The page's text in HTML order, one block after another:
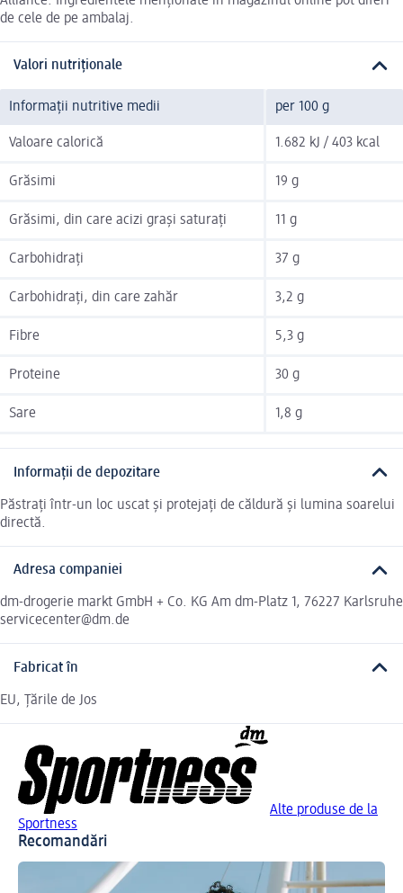
de cele de pe ambalaj.
Valori nutriționale
Informații nutritive medii per 100 g
Valoare calorică 1.682 kJ / 403 kcal
Grăsimi 19 g
Grăsimi, din care acizi grași saturați 11 g
Carbohidrați 37 g
Carbohidrați, din care zahăr 3,2 g
Fibre 5,3 g
Proteine 30 g
Sare 1,8 g
Informații de depozitare
Păstrați într-un loc uscat și protejați de căldură și lumina soarelui
directă.
Adresa companiei
dm-drogerie markt GmbH + Co. KG Am dm-Platz 1, 76227 Karlsruhe
servicecenter@dm.de
Fabricat în
EU, Țările de Jos
Alte produse de la
Sportness
Recomandări